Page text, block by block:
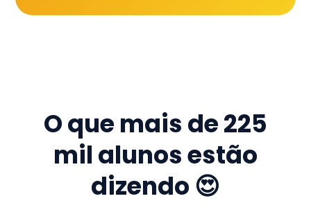
O que mais de225
mil alunos estão
dizendo 😍